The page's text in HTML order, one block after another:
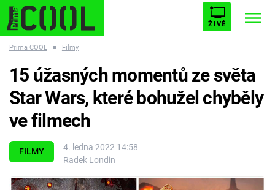
ŽIVĚ
ESCAPE PLNEJ KOTEL AVENGERS 5
Témata
Prima COOL ■ Filmy
FILMY
4. ledna 2022 14:58
Radek Londin
15 úžasných momentů ze světa
Star Wars, které bohužel chyběly
ve filmech